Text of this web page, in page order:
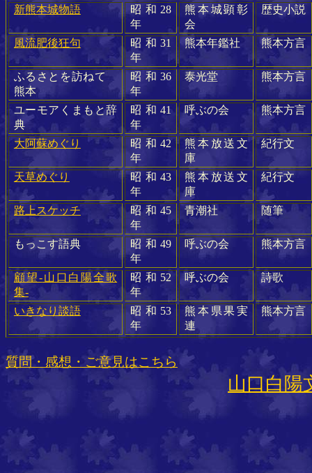
新熊本城物語 昭和 28
年
熊本城顕彰
会
歴史小説
風流肥後狂句 昭和31
年
熊本年鑑社 熊本方言
ふるさとを訪ねて
熊本
昭和36
年
泰光堂 熊本方言
ユーモアくまもと辞
典
昭和41
年
呼ぶの会 熊本方言
大阿蘇めぐり 昭和42
年
熊本放送文
庫
紀行文
天草めぐり 昭和43
年
熊本放送文
庫
紀行文
路上スケッチ 昭和45
年
青潮社 随筆
もっこす語典 昭和49
年
呼ぶの会 熊本方言
顧望-山口白陽全歌
集-
昭和 52
年
呼ぶの会 詩歌
いきなり談語 昭和 53
年
熊本県果実
連
熊本方言
質問・感想・ご意見はこちら
山口白陽